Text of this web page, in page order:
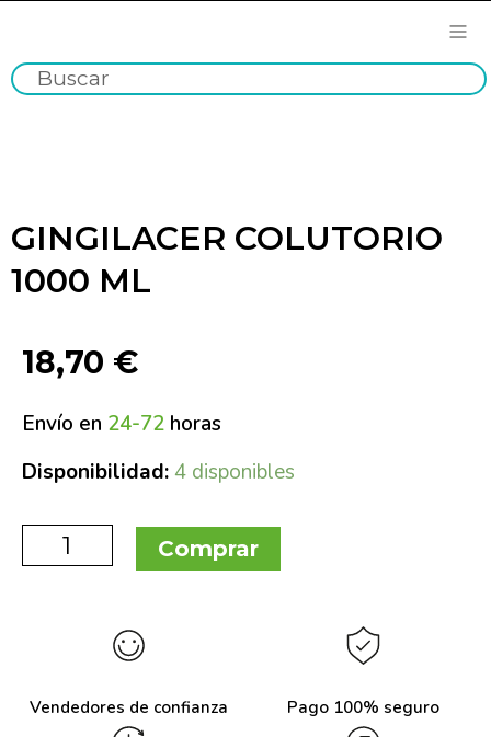
GINGILACER COLUTORIO
1000 ML
18,70 €
Envío en 24-72 horas
Disponibilidad:4 disponibles
Comprar
Vendedores de confianza Pago 100% seguro